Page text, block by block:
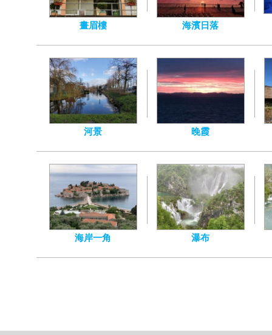
畫眉樓 海濱日落
河景 晚霞
海岸一角 瀑布